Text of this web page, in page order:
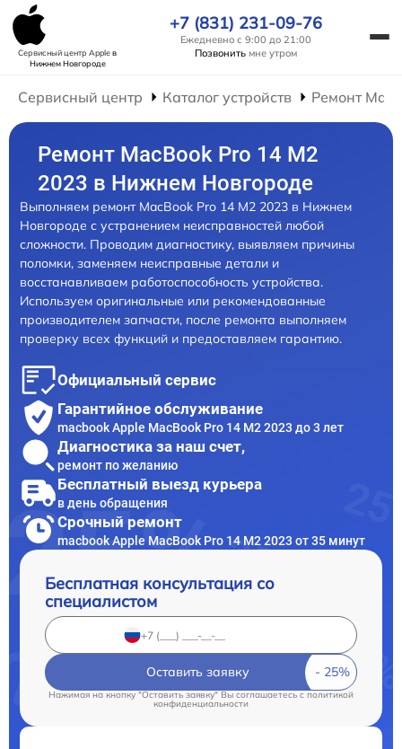
Сервисный центр Appleв
Нижнем Новгороде
+7 (831) 231-09-76
Ежедневно с 9:00 до 21:00
Позвонить мне утром
Сервисный центр Каталог устройств Ремонт
Ремонт MacBook Pro 14 M2
2023 в Нижнем Новгороде
Выполняем ремонт MacBook Pro 14 M2 2023 в Нижнем
Новгороде с устранением неисправностей любой
сложности. Проводим диагностику, выявляем причины
поломки, заменяем неисправные детали и
восстанавливаем работоспособность устройства.
Используем оригинальные или рекомендованные
производителем запчасти, после ремонта выполняем
проверку всех функций и предоставляем гарантию.
Официальный сервис
Гарантийное обслуживание
macbook Apple MacBook Pro 14 M2 2023 до 3 лет
Диагностика за наш счет,
ремонт по желанию
Бесплатный выезд курьера
в день обращения
Срочный ремонт
macbook Apple MacBook Pro 14 M2 2023 от 35 минут
Бесплатная консультация со
специалистом
Оставить заявку
Нажимая на кнопку "Оставить заявку" Вы соглашаетесь cполитикой
конфиденциальности